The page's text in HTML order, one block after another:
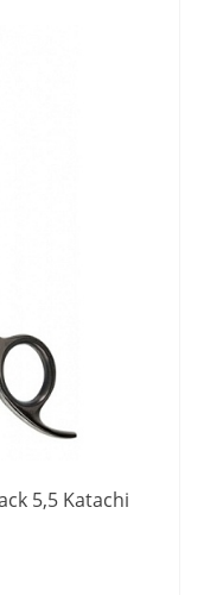
5,5 Katachi